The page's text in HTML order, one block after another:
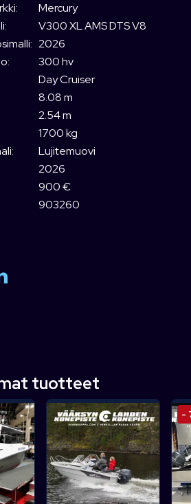
Mercury
V300 XL AMS DTS V8
2026
300 hv
Day Cruiser
8.08 m
2.54 m
1700 kg
Lujitemuovi
2026
900 €
903260
tuotteet
-